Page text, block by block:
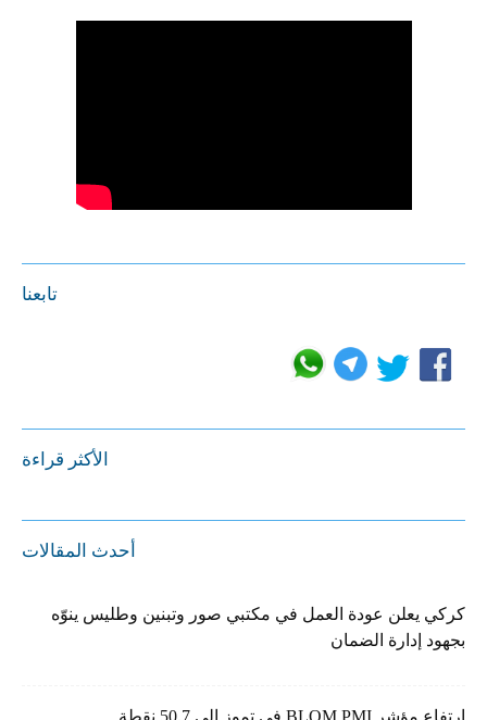
تابعنا
الأكثر قراءة
أحدث المقالات
كركي يعلن عودة العمل في مكتبي صور وتبنين وطليس ينوّه
بجهود إدارة الضمان